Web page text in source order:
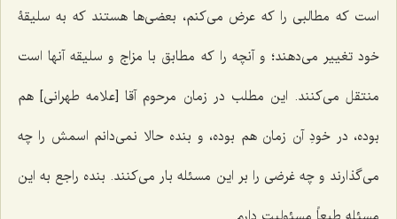
است كه مطالبی را كه عرض می‌كنم، بعضی‌ها هستند كه به سلیقۀ
خود تغییر می‌دهند؛ و آنچه را كه مطابق با مزاج و سلیقه آنها است
منتقل می‌كنند. این مطلب در زمان مرحوم آقا [علامه طهرانی] هم
بوده، در خودِ آن زمان هم بوده، و بنده حالا نمی‌دانم اسمش را چه
می‌گذارند و چه غرضی را بر این مسئله بار می‌كنند. بنده راجع به این